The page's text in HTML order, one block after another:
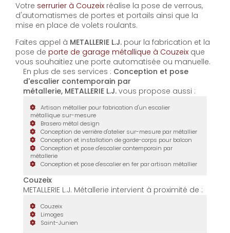
Votre serrurier à Couzeix réalise la pose de verrous,
d'automatismes de portes et portails ainsi que la
mise en place de volets roulants.
Faites appel à METALLERIE L.J. pour la fabrication et la
pose de porte de garage métallique à Couzeix que
vous souhaitiez une porte automatisée ou manuelle.
En plus de ses services : Conception et pose
d'escalier contemporain par
métallerie, METALLERIE L.J. vous propose aussi :
Artisan métallier pour fabrication d'un escalier
métallique sur-mesure
Brasero métal design
Conception de verrière d'atelier sur-mesure par métallier
Conception et installation de garde-corps pour balcon
Conception et pose d'escalier contemporain par
métallerie
Conception et pose d'escalier en fer par artisan métallier
Couzeix
METALLERIE L.J. Métallerie intervient à proximité de :
Couzeix
Limoges
Saint-Junien